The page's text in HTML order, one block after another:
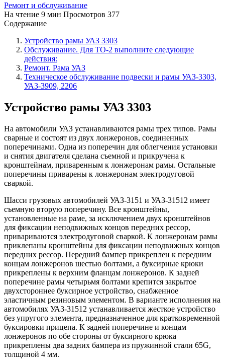
Ремонт и обслуживание
На чтение 9 мин Просмотров 377
Содержание
Устройство рамы УАЗ 3303
Обслуживание. Для ТО-2 выполните следующие
действия:
Ремонт. Рама УАЗ
Техническое обслуживание подвески и рамы УАЗ-3303,
УАЗ-3909, 2206
Устройство рамы УАЗ 3303
На автомобили УАЗ устанавливаются рамы трех типов. Рамы
сварные и состоят из двух лонжеронов, соединенных
поперечинами. Одна из поперечин для облегчения установки
и снятия двигателя сделана съемной и прикручена к
кронштейнам, приваренным к лонжеронам рамы. Остальные
поперечины приварены к лонжеронам электродуговой
сваркой.
Шасси грузовых автомобилей УАЗ-3151 и УАЗ-31512 имеет
съемную вторую поперечину. Все кронштейны,
установленные на раме, за исключением двух кронштейнов
для фиксации неподвижных концов передних рессор,
привариваются электродуговой сваркой. К лонжеронам рамы
приклепаны кронштейны для фиксации неподвижных концов
передних рессор. Передний бампер прикреплен к передним
концам лонжеронов шестью болтами, а буксирные крюки
прикреплены к верхним фланцам лонжеронов. К задней
поперечине рамы четырьмя болтами крепится закрытое
двухстороннее буксирное устройство, снабженное
эластичным резиновым элементом. В варианте исполнения на
автомобилях УАЗ-31512 устанавливается жесткое устройство
без упругого элемента, предназначенное для кратковременной
буксировки прицепа. К задней поперечине и концам
лонжеронов по обе стороны от буксирного крюка
прикреплены два задних бампера из пружинной стали 65G,
толщиной 4 мм.